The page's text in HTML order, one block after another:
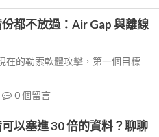
都不放過：Air Gap 與離線
在的勒索軟體攻擊，第一個目標
0個留言
以塞進 30 倍的資料？聊聊